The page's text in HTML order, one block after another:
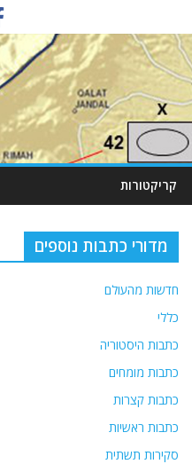
קריקטורות
מדורי כתבות נוספים
חדשות מהעולם
כללי
כתבות היסטוריה
כתבות מומחים
כתבות קצרות
כתבות ראשיות
סקירות תשתית